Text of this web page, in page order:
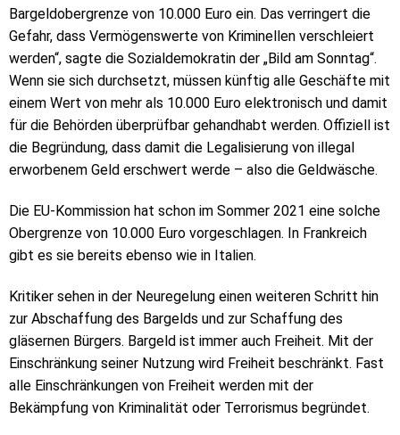
Bargeldobergrenze von 10.000 Euro ein. Das verringert die
Gefahr, dass Vermögenswerte von Kriminellen verschleiert
werden“, sagte die Sozialdemokratin der „Bild am Sonntag“.
Wenn sie sich durchsetzt, müssen künftig alle Geschäfte mit
einem Wert von mehr als 10.000 Euro elektronisch und damit
für die Behörden überprüfbar gehandhabt werden. Offiziell ist
die Begründung, dass damit die Legalisierung von illegal
erworbenem Geld erschwert werde – also die Geldwäsche.
Die EU-Kommission hat schon im Sommer 2021 eine solche
Obergrenze von 10.000 Euro vorgeschlagen. In Frankreich
gibt es sie bereits ebenso wie in Italien.
Kritiker sehen in der Neuregelung einen weiteren Schritt hin
zur Abschaffung des Bargelds und zur Schaffung des
gläsernen Bürgers. Bargeld ist immer auch Freiheit. Mit der
Einschränkung seiner Nutzung wird Freiheit beschränkt. Fast
alle Einschränkungen von Freiheit werden mit der
Bekämpfung von Kriminalität oder Terrorismus begründet.